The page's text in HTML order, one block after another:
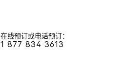
在线预订或电话预订：
1 877 834 3613